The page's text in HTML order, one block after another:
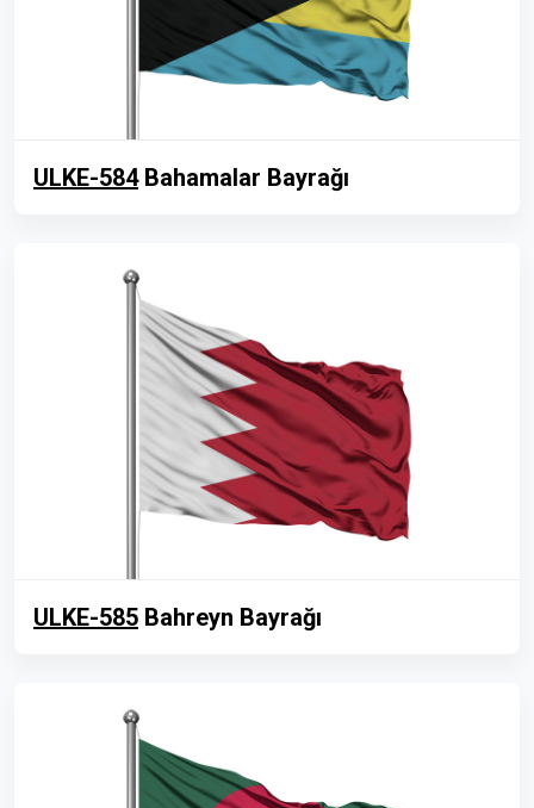
ULKE-584Bahamalar Bayrağı
ULKE-585 Bahreyn Bayrağı